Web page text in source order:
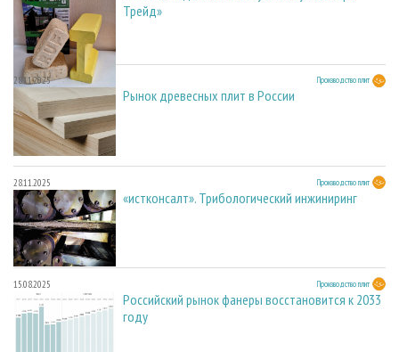
Трейд»
28.11.2025 Производство плит
Рынок древесных плит в России
28.11.2025 Производство плит
«истконсалт». Трибологический инжиниринг
15.08.2025 Производство плит
Российский рынок фанеры восстановится к 2033
году